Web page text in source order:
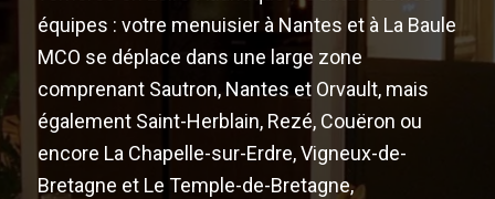
équipes : votre menuisier à Nantes et à La Baule
MCO se déplace dans une large zone
comprenant Sautron, Nantes et Orvault, mais
également Saint-Herblain, Rezé, Couëron ou
encore La Chapelle-sur-Erdre, Vigneux-de-
Bretagne et Le Temple-de-Bretagne,